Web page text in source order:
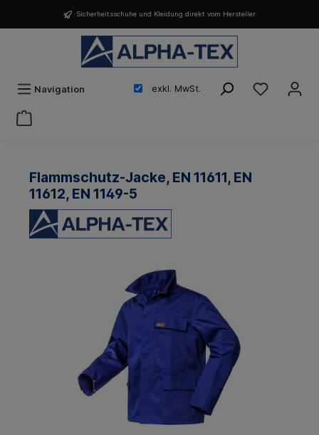
Sicherheitsschuhe und Kleidung direkt vom Hersteller
Navigation exkl. MwSt.
Flammschutz-Jacke, EN 11611, EN
11612, EN 1149-5